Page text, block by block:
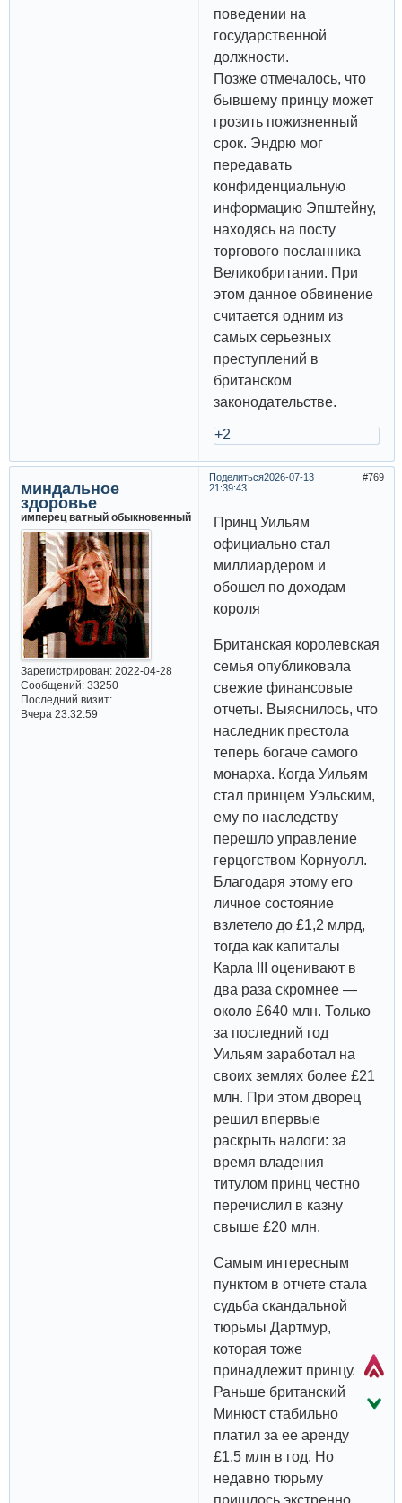
поведении на
государственной
должности.
Позже отмечалось, что
бывшему принцу может
грозить пожизненный
срок. Эндрю мог
передавать
конфиденциальную
информацию Эпштейну,
находясь на посту
торгового посланника
Великобритании. При
этом данное обвинение
считается одним из
самых серьезных
преступлений в
британском
законодательстве.
+2
Поделиться 769
2026-07-13
21:39:43
миндальное
здоровье
имперец ватный обыкновенный
Зарегистрирован: 2022-04-28
Сообщений:33250
Последний визит:
Вчера 23:32:59
Принц Уильям
официально стал
миллиардером и
обошел по доходам
короля
Британская королевская
семья опубликовала
свежие финансовые
отчеты. Выяснилось, что
наследник престола
теперь богаче самого
монарха. Когда Уильям
стал принцем Уэльским,
ему по наследству
перешло управление
герцогством Корнуолл.
Благодаря этому его
личное состояние
взлетело до £1,2 млрд,
тогда как капиталы
Карла III оценивают в
два раза скромнее —
около £640 млн. Только
за последний год
Уильям заработал на
своих землях более £21
млн. При этом дворец
решил впервые
раскрыть налоги: за
время владения
титулом принц честно
перечислил в казну
свыше £20 млн.
Самым интересным
пунктом в отчете стала
судьба скандальной
тюрьмы Дартмур,
которая тоже
принадлежит принцу.
Раньше британский
Минюст стабильно
платил за ее аренду
£1,5 млн в год. Но
недавно тюрьму
пришлось экстренно